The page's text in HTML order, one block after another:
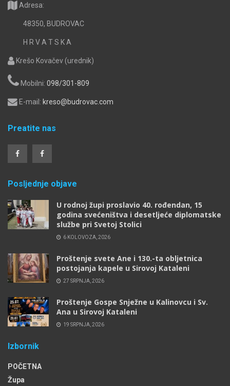
Adresa:
48350, BUDROVAC
H R V A T S K A
Krešo Kovačev (urednik)
Mobilni: 098/301-809
E-mail: kreso@budrovac.com
Preatite nas
Posljednje objave
U rodnoj župi proslavio 40. rođendan, 15
godina svećeništva i desetljeće diplomatske
službe pri Svetoj Stolici
6 KOLOVOZA, 2026
Proštenje svete Ane i 130.-ta obljetnica
postojanja kapele u Sirovoj Kataleni
27 SRPNJA, 2026
Proštenje Gospe Snježne u Kalinovcu i Sv.
Ana u Sirovoj Kataleni
19 SRPNJA, 2026
Izbornik
POČETNA
Župa